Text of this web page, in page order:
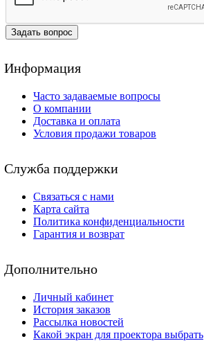
Задать вопрос
Информация
Часто задаваемые вопросы
О компании
Доставка и оплата
Условия продажи товаров
Служба поддержки
Связаться с нами
Карта сайта
Политика конфиденциальности
Гарантия и возврат
Дополнительно
Личный кабинет
История заказов
Рассылка новостей
Какой экран для проектора выбрать